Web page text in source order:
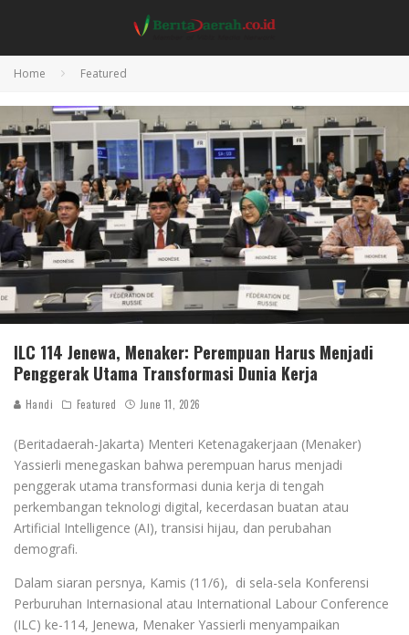
Home Featured
ILC 114 Jenewa, Menaker: Perempuan Harus Menjadi
Penggerak Utama Transformasi Dunia Kerja
Handi Featured June 11, 2026
(Beritadaerah-Jakarta) Menteri Ketenagakerjaan (Menaker)
Yassierli menegaskan bahwa perempuan harus menjadi
penggerak utama transformasi dunia kerja di tengah
perkembangan teknologi digital, kecerdasan buatan atau
Artificial Intelligence (AI), transisi hijau, dan perubahan
demografi.
Dalam siaran persnya, Kamis (11/6), di sela-sela Konferensi
Perburuhan Internasional atau International Labour Conference
(ILC) ke-114, Jenewa, Menaker Yassierli menyampaikan